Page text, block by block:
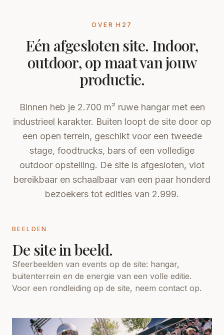
OVER H27
Eén afgesloten site. Indoor,
outdoor, op maat van jouw
productie.
Binnen heb je 2.700 m² ruwe hangar met een
industrieel karakter. Buiten loopt de site door op
een open terrein, geschikt voor een tweede
stage, foodtrucks, bars of een volledige
outdoor opstelling. De site is afgesloten, vlot
bereikbaar en schaalbaar van een paar honderd
bezoekers tot edities van 2.999.
BEELDEN
De site in beeld.
Sfeerbeelden van events op de site: hangar,
buitenterrein en de energie van een volle editie.
Voor een rondleiding op de site, neem contact op.